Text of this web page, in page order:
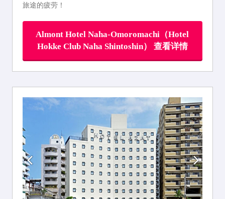
旅途的疲劳！
Almont Hotel Naha-Omoromachi（Hotel
Hokke Club Naha Shintoshin） 查看详情